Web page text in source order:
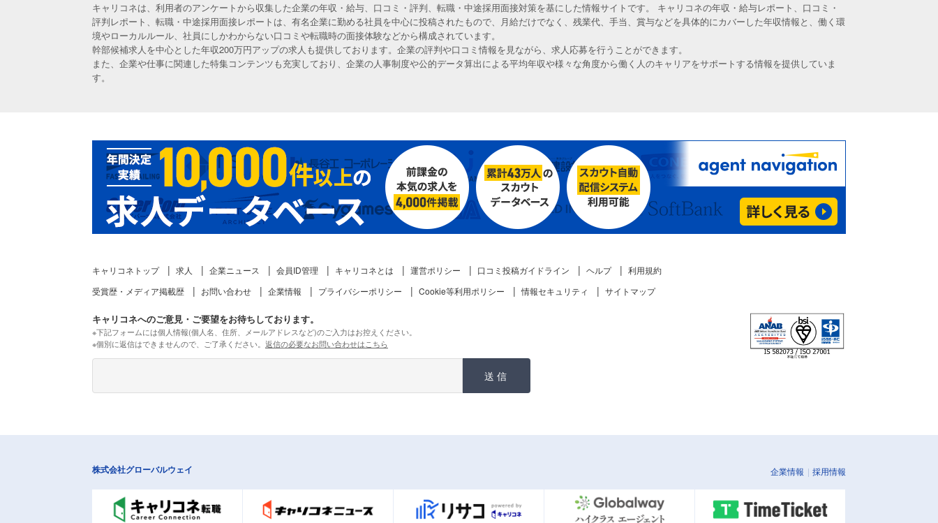
キャリコネは、利用者のアンケートから収集した企業の年収・給与、口コミ・評判、転職・中途採用面接対策を基にした情報サイトです。 キャリコネの年収・給与レポート、口コミ・
評判レポート、転職・中途採用面接レポートは、有名企業に勤める社員を中心に投稿されたもので、月給だけでなく、残業代、手当、賞与などを具体的にカバーした年収情報と、働く環
境やローカルルール、社員にしかわからない口コミや転職時の面接体験などから構成されています。
幹部候補求人を中心とした年収200万円アップの求人も提供しております。企業の評判や口コミ情報を見ながら、求人応募を行うことができます。
また、企業や仕事に関連した特集コンテンツも充実しており、企業の人事制度や公的データ算出による平均年収や様々な角度から働く人のキャリアをサポートする情報を提供していま
す。
キャリコネトップ 求人 企業ニュース 会員ID管理 キャリコネとは 運営ポリシー 口コミ投稿ガイドライン ヘルプ
利用規約
受賞歴・メディア掲載歴
お問い合わせ 企業情報 プライバシーポリシー Cookie等利用ポリシー 情報セキュリティ サイトマップ
キャリコネへのご意見・ご要望をお待ちしております。
※下記フォームには個人情報(個人名、住所、メールアドレスなど)のご入力はお控えください。
※個別に返信はできませんので、ご了承ください。 返信の必要なお問い合わせはこちら
送信
株式会社グローバルウェイ 企業情報 採用情報